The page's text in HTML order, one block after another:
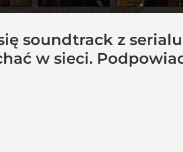
soundtrack z
w sieci.